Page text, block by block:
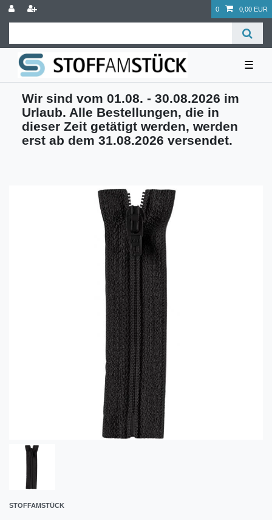
0 0,00 EUR
☰
Wir sind vom 01.08. - 30.08.2026 im
Urlaub. Alle Bestellungen, die in
dieser Zeit getätigt werden, werden
erst ab dem 31.08.2026 versendet.
STOFFAMSTÜCK